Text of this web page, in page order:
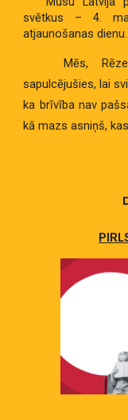
svētkus – 4.
atjaunošanas dienu.
Mēs,
sapulcējušies, lai
ka brīvība nav
kā mazs asniņš,